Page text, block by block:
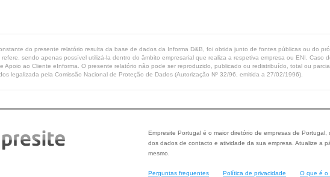
do presente relatório resulta da base de dados da Informa D&B, foi obtida junto de fontes públicas ou do
sendo apenas possível utilizá-la dentro do âmbito empresarial que realiza a respetiva empresa ou ENI. Caso
Apoio ao Cliente eInforma. O presente relatório não pode ser reproduzido, publicado ou redistribuído, total ou
legalizada pela Comissão Nacional de Proteção de Dados (Autorização Nº 32/96, emitida a 27/02/1996).
Empresite Portugal é o maior diretório de empresas de
dos dados de contacto e atividade da sua empresa. Atualize a
mesmo.
Perguntas frequentes Política de privacidade O que é o